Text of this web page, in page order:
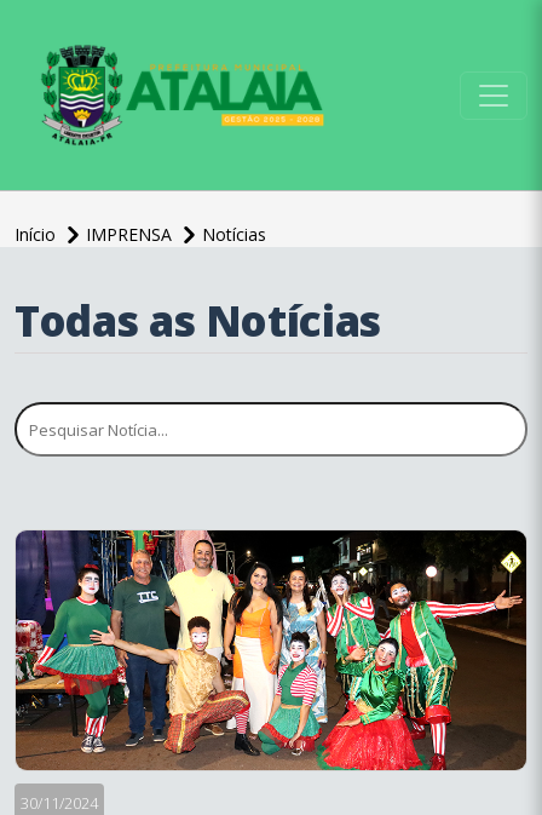
Início IMPRENSA Notícias
Todas as Notícias
30/11/2024